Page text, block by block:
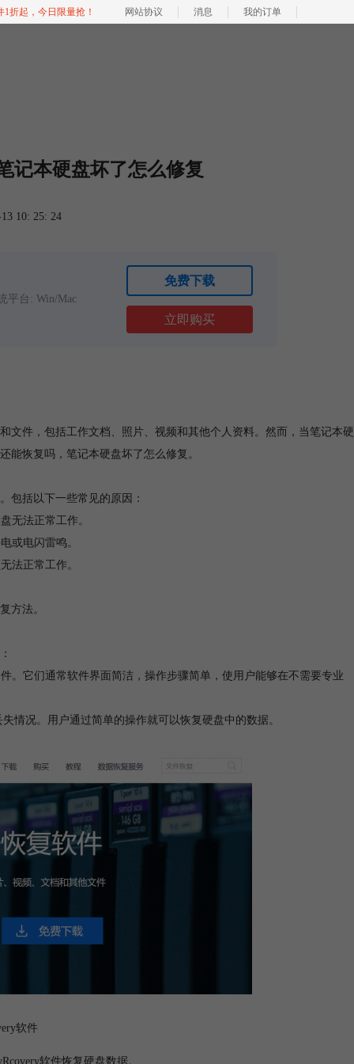
折起，今日限量抢！ 网站协议 消息 我的订单
记本硬盘坏了怎么修复
10: 25: 24
平台: Win/Mac
免费下载
立即购买
文件，包括工作文档、照片、视频和其他个人资料。然而，当笔记本硬
能恢复吗，笔记本硬盘坏了怎么修复。
包括以下一些常见的原因：
无法正常工作。
或电闪雷鸣。
法正常工作。
方法。
。它们通常软件界面简洁，操作步骤简单，使用户能够在不需要专业
情况。用户通过简单的操作就可以恢复硬盘中的数据。
软件
软件恢复硬盘数据。